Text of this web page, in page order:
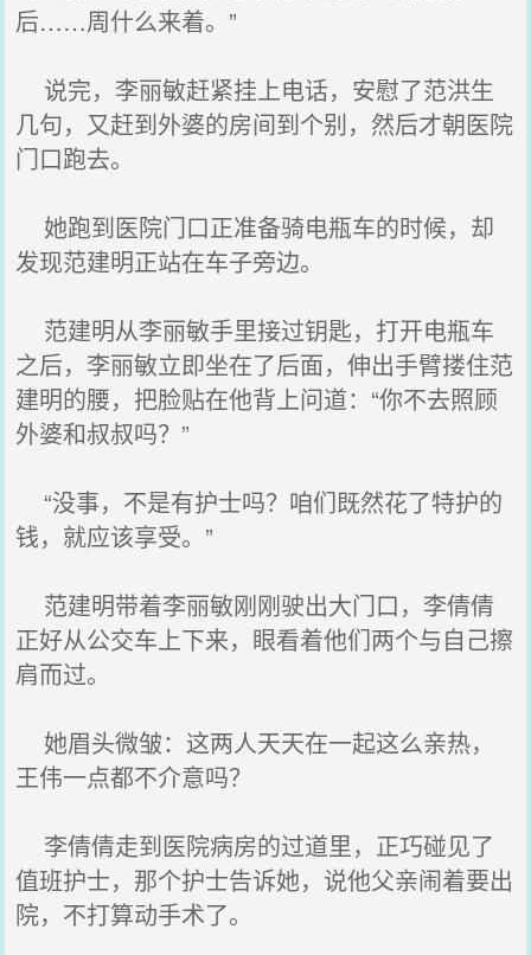
后……周什么来着。”
说完，李丽敏赶紧挂上电话，安慰了范洪生
几句，又赶到外婆的房间到个别，然后才朝医院
门口跑去。
她跑到医院门口正准备骑电瓶车的时候，却
发现范建明正站在车子旁边。
范建明从李丽敏手里接过钥匙，打开电瓶车
之后，李丽敏立即坐在了后面，伸出手臂搂住范
建明的腰，把脸贴在他背上问道：“你不去照顾
外婆和叔叔吗？”
“没事，不是有护士吗？咱们既然花了特护的
钱，就应该享受。”
范建明带着李丽敏刚刚驶出大门口，李倩倩
正好从公交车上下来，眼看着他们两个与自己擦
肩而过。
她眉头微皱：这两人天天在一起这么亲热，
王伟一点都不介意吗？
李倩倩走到医院病房的过道里，正巧碰见了
值班护士，那个护士告诉她，说他父亲闹着要出
院，不打算动手术了。